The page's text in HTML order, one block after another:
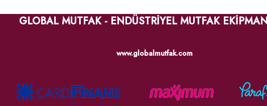
GLOBAL MUTFAK - ENDÜSTRİYEL MUTFAK
www.globalmutfak.com